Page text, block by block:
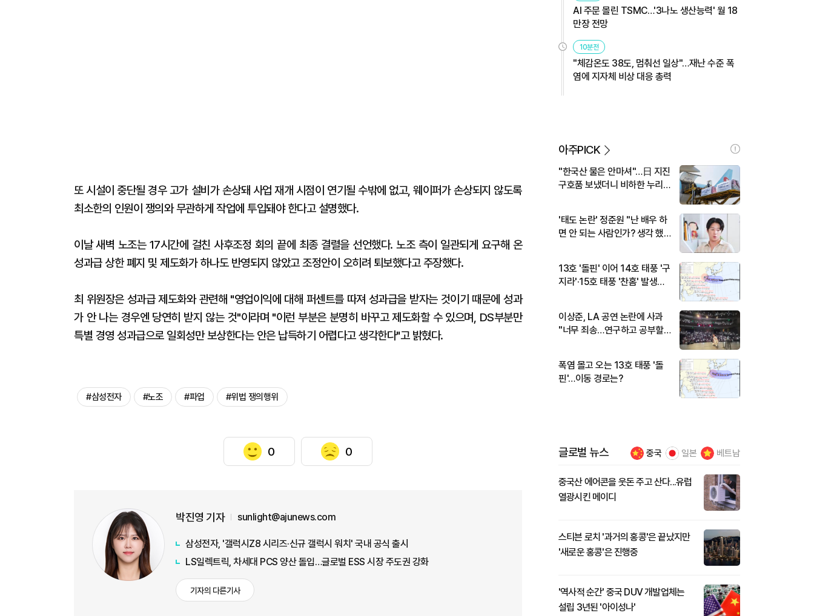
또 시설이 중단될 경우 고가 설비가 손상돼 사업 재개 시점이 연기될 수밖에 없고, 웨이퍼가 손상되지 않도록
최소한의 인원이 쟁의와 무관하게 작업에 투입돼야 한다고 설명했다.
이날 새벽 노조는 17시간에 걸친 사후조정 회의 끝에 최종 결렬을 선언했다. 노조 측이 일관되게 요구해 온
성과급 상한 폐지 및 제도화가 하나도 반영되지 않았고 조정안이 오히려 퇴보했다고 주장했다.
최 위원장은 성과급 제도화와 관련해 "영업이익에 대해 퍼센트를 따져 성과급을 받자는 것이기 때문에 성과
가 안 나는 경우엔 당연히 받지 않는 것"이라며 "이런 부분은 분명히 바꾸고 제도화할 수 있으며, DS부분만
특별 경영 성과급으로 일회성만 보상한다는 안은 납득하기 어렵다고 생각한다"고 밝혔다.
#삼성전자 #노조 #파업 #위법 쟁의행위
0 0
박진영 기자 sunlight@ajunews.com
삼성전자, '갤럭시Z8 시리즈·신규 갤럭시 워치' 국내 공식 출시
LS일렉트릭, 차세대 PCS 양산 돌입…글로벌 ESS 시장 주도권 강화
기자의 다른기사
AI 주문 몰린 TSMC…'3나노 생산능력' 월 18
만장 전망
10분전
"체감온도 38도, 멈춰선 일상"…재난 수준 폭
염에 지자체 비상 대응 총력
아주PICK
"한국산 물은 안마셔"…日 지진
구호품 보냈더니 비하한 누리
'태도 논란' 정준원 "난 배우 하
면 안 되는 사람인가? 생각 했
13호 '돌핀' 이어 14호 태풍 '구
지라'·15호 태풍 '찬홈' 발생…
이상준, LA 공연 논란에 사과
"너무 죄송…연구하고 공부할
폭염 몰고 오는 13호 태풍 '돌
핀'…이동 경로는?
글로벌 뉴스 중국 일본 베트남
중국산 에어콘을 웃돈 주고 산다...유럽
열광시킨 메이디
스티븐 로치 '과거의 홍콩'은 끝났지만
'새로운 홍콩'은 진행중
'역사적 순간' 중국 DUV 개발업체는
설립 3년된 '아이성나'